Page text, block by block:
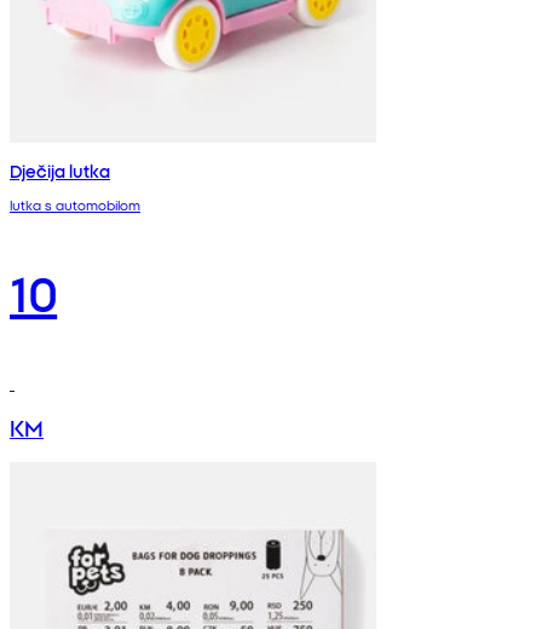
Dječija lutka
lutka s automobilom
10
KM